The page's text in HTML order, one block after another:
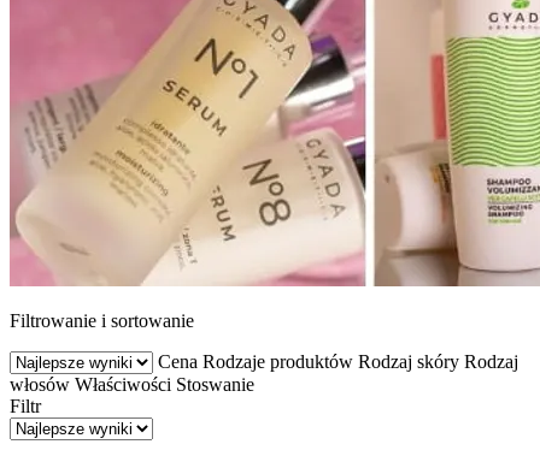
Filtrowanie i sortowanie
Cena Rodzaje produktów Rodzaj skóry Rodzaj
włosów Właściwości Stoswanie
Filtr